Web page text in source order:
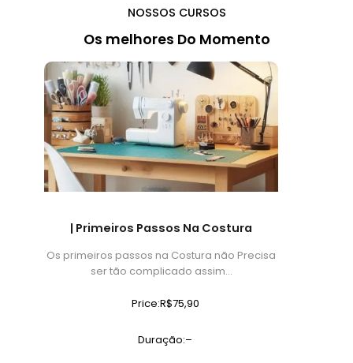
NOSSOS CURSOS
Os melhores Do Momento
| Primeiros Passos Na Costura
Os primeiros passos na Costura não Precisa
ser tão complicado assim…
Price:R$75,90
Duração:–